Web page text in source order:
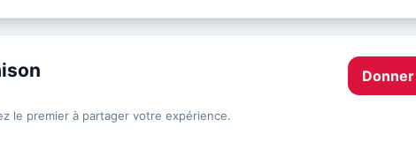
le premier à partager votre expérience.